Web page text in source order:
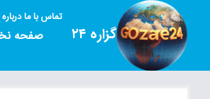
گزاره ۲۴
تماس با ما
صفحه